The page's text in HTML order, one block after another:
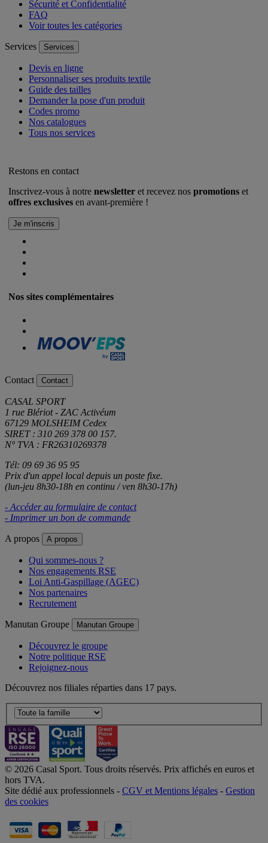
Sécurité et Confidentialité
FAQ
Voir toutes les catégories
Services Services
Devis en ligne
Personnaliser ses produits textile
Guide des tailles
Demander la pose d'un produit
Codes promo
Nos catalogues
Tous nos services
Restons en contact
Inscrivez-vous à notre newsletter et recevez nos promotions et
offres exclusives en avant-première !
Nos sites complémentaires
Contact Contact
CASAL SPORT
1 rue Blériot - ZAC Activéum
67129 MOLSHEIM Cedex
SIRET : 310 269 378 00 157.
N° TVA : FR26310269378
Tél: 09 69 36 95 95
Prix d'un appel local depuis un poste fixe.
(lun-jeu 8h30-18h en continu / ven 8h30-17h)
- Accéder au formulaire de contact
- Imprimer un bon de commande
A propos A propos
Qui sommes-nous ?
Nos engagements RSE
Loi Anti-Gaspillage (AGEC)
Nos partenaires
Recrutement
Manutan Groupe Manutan Groupe
Découvrez le groupe
Notre politique RSE
Rejoignez-nous
Découvrez nos filiales réparties dans 17 pays.
© 2026 Casal Sport. Tous droits réservés. Prix affichés en euros et
hors TVA.
Site dédié aux professionnels - CGV et Mentions légales - Gestion
des cookies